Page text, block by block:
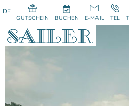
GUTSCHEIN BUCHEN E-MAIL TEL